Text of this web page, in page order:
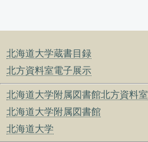
北海道大学蔵書目録
北方資料室電子展示
北海道大学附属図書館北方資料室
北海道大学附属図書館
北海道大学